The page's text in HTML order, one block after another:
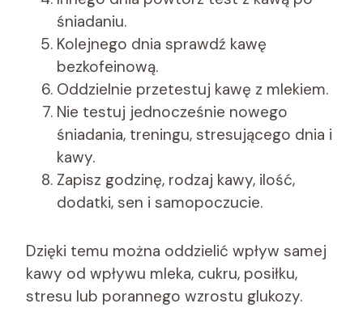
śniadaniu.
Kolejnego dnia sprawdź kawę
bezkofeinową.
Oddzielnie przetestuj kawę z mlekiem.
Nie testuj jednocześnie nowego
śniadania, treningu, stresującego dnia i
kawy.
Zapisz godzinę, rodzaj kawy, ilość,
dodatki, sen i samopoczucie.
Dzięki temu można oddzielić wpływ samej
kawy od wpływu mleka, cukru, posiłku,
stresu lub porannego wzrostu glukozy.